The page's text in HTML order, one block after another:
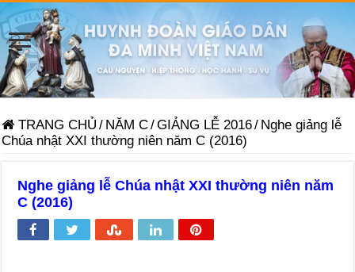
TRANG CHỦ / NĂM C/GIẢNG LỄ 2016/ Nghe giảng lễ
Chúa nhật XXI thường niên năm C (2016)
Nghe giảng lễ Chúa nhật XXI thường niên năm
C (2016)